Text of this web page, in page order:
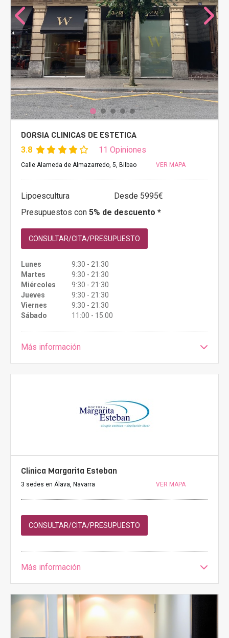
DORSIA CLINICAS DE ESTETICA
3.8 11 Opiniones
Calle Alameda de Almazarredo, 5, Bilbao VER MAPA
Lipoescultura
Desde 5995€
Presupuestos con 5% de descuento *
CONSULTAR/CITA/PRESUPUESTO
Lunes
9:30 - 21:30
Martes
9:30 - 21:30
Miércoles
9:30 - 21:30
Jueves
9:30 - 21:30
Viernes
9:30 - 21:30
Sábado
11:00 - 15:00
Más información
Clínica Margarita Esteban
3 sedes en Álava, Navarra VER MAPA
CONSULTAR/CITA/PRESUPUESTO
Más información